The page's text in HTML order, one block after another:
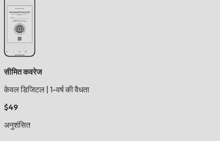
सीमित कवरेज
केवल डिजिटल 1-वर्ष की वैधता
$49
अनुशंसित